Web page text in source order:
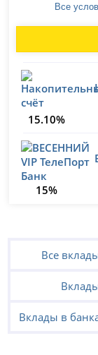
Все
15.10%
15%
Все
Вклады в